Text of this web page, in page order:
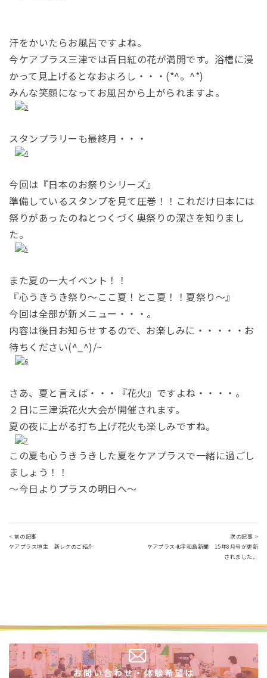
汗をかいたらお風呂ですよね。
今ケアプラス三津では百日紅の花が満開です。 浴槽に浸
かって見上げるとなおよろし・・・(*^。^*)
みんな笑顔になってお風呂から上がられますよ。
スタンプラリーも最終月・・・
今回は『日本のお祭りシリーズ』
準備しているスタンプを見て圧巻！！これだけ日本には
祭りがあったのねとつくづく奥祭りの深さを知りまし
た。
また夏の一大イベント！！
『心うきうき祭り～ここ夏！とこ夏！！夏祭り～』
今回は全部が新メニュー・・・。
内容は後日お知らせするので、お楽しみに・・・・・お
待ちください(^_^)/~
さあ、夏と言えば・・・『花火』ですよね・・・・。
２日に三津浜花火大会が開催されます。
夏の夜に上がる打ち上げ花火も楽しみですね。
この夏も心うきうきした夏をケアプラスで一緒に過ごし
ましょう！！
～今日よりプラスの明日へ～
< 前の記事
ケアプラス垣生 新レクのご紹介
次の記事 >
ケアプラス北宇和島新聞 15年8月号が更新
されました。